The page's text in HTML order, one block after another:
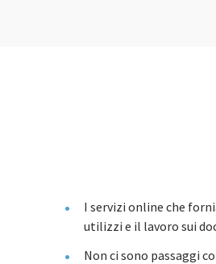
I servizi online che
utilizzi e il lavoro sui
Non ci sono passaggi